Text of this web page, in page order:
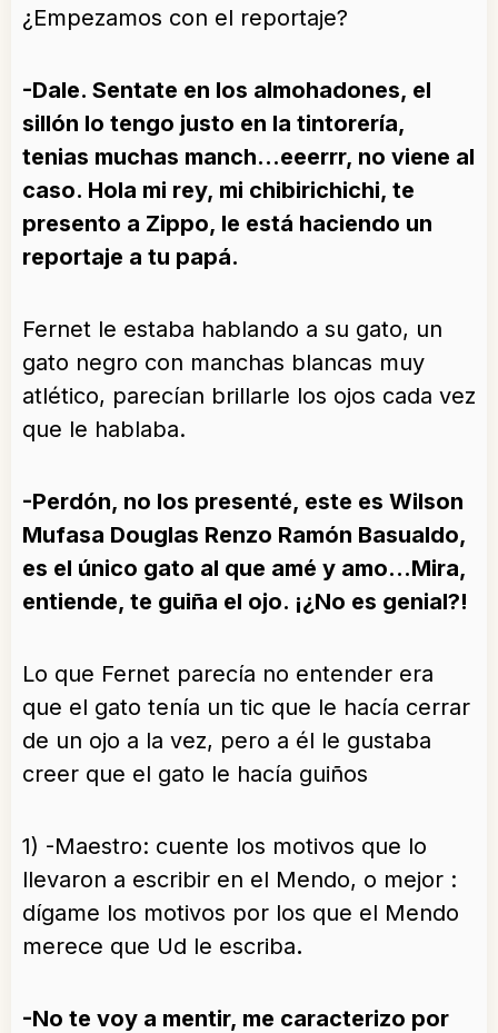
¿Empezamos con el reportaje?
-Dale. Sentate en los almohadones, el
sillón lo tengo justo en la tintorería,
tenias muchas manch…eeerrr, no viene al
caso. Hola mi rey, mi chibirichichi, te
presento a Zippo, le está haciendo un
reportaje a tu papá.
Fernet le estaba hablando a su gato, un
gato negro con manchas blancas muy
atlético, parecían brillarle los ojos cada vez
que le hablaba.
-Perdón, no los presenté, este es Wilson
Mufasa Douglas Renzo Ramón Basualdo,
es el único gato al que amé y amo…Mira,
entiende, te guiña el ojo. ¡¿No es genial?!
Lo que Fernet parecía no entender era
que el gato tenía un tic que le hacía cerrar
de un ojo a la vez, pero a él le gustaba
creer que el gato le hacía guiños
1) -Maestro: cuente los motivos que lo
llevaron a escribir en el Mendo, o mejor :
dígame los motivos por los que el Mendo
merece que Ud le escriba.
-No te voy a mentir, me caracterizo por